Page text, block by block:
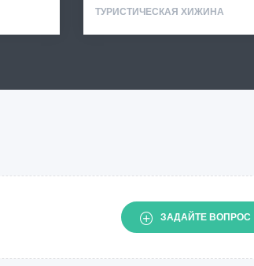
ТУРИСТИЧЕСКАЯ ХИЖИНА
ЗАДАЙТЕ ВОПРОС